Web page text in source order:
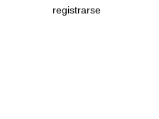
registrarse